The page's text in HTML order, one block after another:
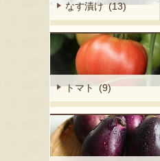
なす漬け (13)
トマト (9)